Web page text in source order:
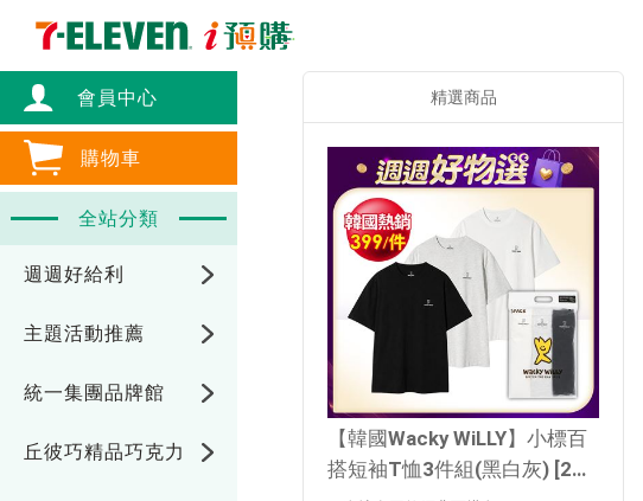
會員中心
購物車
全站分類
週週好給利
主題活動推薦
統一集團品牌館
丘彼巧精品巧克力
精選商品
【韓國Wacky WiLLY】小標百
搭短袖T恤3件組(黑白灰) [2組]